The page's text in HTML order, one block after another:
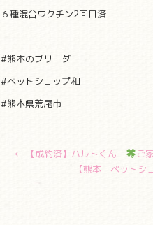
６種混合ワクチン2回目済
#熊本のブリーダー
#ペットショップ和
#熊本県荒尾市
← 【成約済】ハルトくん
ご
【熊本 ペットシ